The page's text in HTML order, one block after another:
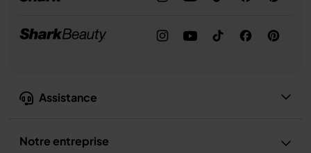
Assistance
Notre entreprise